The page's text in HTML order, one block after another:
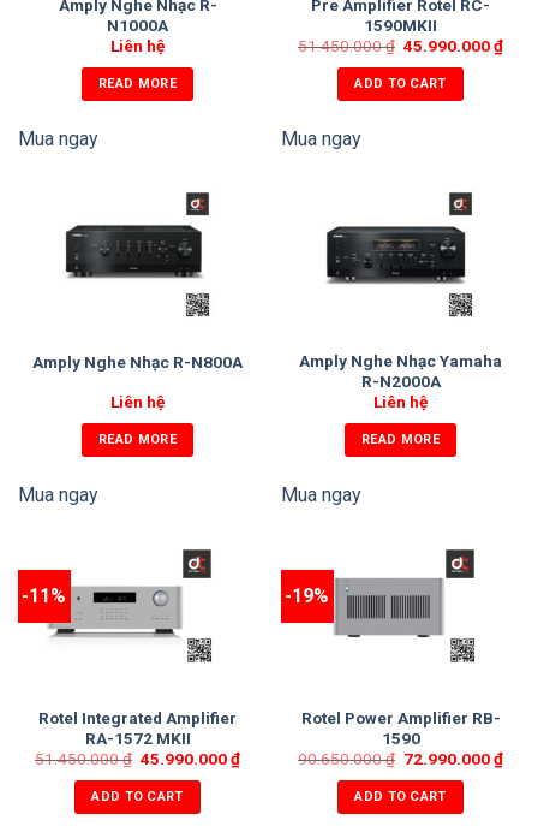
Amply Nghe Nhạc R-
N1000A
Liên hệ
READ MORE
Mua ngay
Pre Amplifier Rotel RC-
1590MKII
51.450.000₫ 45.990.000₫
ADD TO CART
Mua ngay
Amply Nghe Nhạc R-N800A
Liên hệ
READ MORE
Mua ngay
Amply Nghe Nhạc Yamaha
R-N2000A
Liên hệ
READ MORE
Mua ngay
-11%
Rotel Integrated Amplifier
RA-1572 MKII
51.450.000₫ 45.990.000₫
ADD TO CART
-19%
Rotel Power Amplifier RB-
1590
90.650.000₫ 72.990.000₫
ADD TO CART